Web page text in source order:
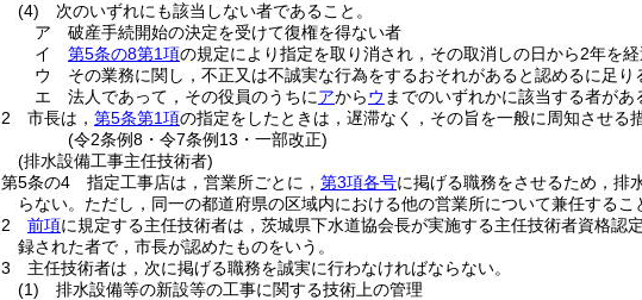
(4)
次のいずれにも該当しない者であること。
ア
破産手続開始の決定を受けて復権を得ない者
イ
第5条の8第1項の規定により指定を取り消され，その取消しの日から2年を
ウ
その業務に関し，不正又は不誠実な行為をするおそれがあると認めるに足り
エ
法人であって，その役員のうちにアからウ までのいずれかに該当する者があ
2
市長は， 第5条第1項の指定をしたときは，遅滞なく，その旨を一般に周知させる
(令2条例8・令7条例13・一部改正)
(排水設備工事主任技術者)
第5条の4
指定工事店は，営業所ごとに， 第3項各号に掲げる職務をさせるため，排
らない。 ただし，同一の都道府県の区域内における他の営業所について兼任するこ
2
前項に規定する主任技術者は，茨城県下水道協会長が実施する主任技術者資格
録された者で，市長が認めたものをいう。
3
主任技術者は，次に掲げる職務を誠実に行わなければならない。
(1)
排水設備等の新設等の工事に関する技術上の管理